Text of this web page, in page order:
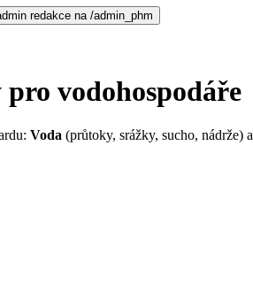
redakce na /admin_phm
pro vodohospodáře
Voda (průtoky, srážky, sucho, nádrže) a